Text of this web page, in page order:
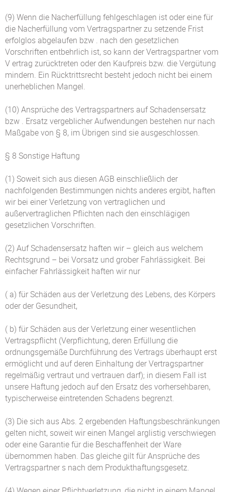
(9) Wenn die Nacherfüllung fehlgeschlagen ist oder eine für
die Nacherfüllung vom Vertragspartner zu setzende Frist
erfolglos abgelaufen bzw . nach den gesetzlichen
Vorschriften entbehrlich ist, so kann der Vertragspartner vom
V ertrag zurücktreten oder den Kaufpreis bzw. die Vergütung
mindern. Ein Rücktrittsrecht besteht jedoch nicht bei einem
unerheblichen Mangel.
(10) Ansprüche des Vertragspartners auf Schadensersatz
bzw . Ersatz vergeblicher Aufwendungen bestehen nur nach
Maßgabe von § 8, im Übrigen sind sie ausgeschlossen.
§ 8 Sonstige Haftung
(1) Soweit sich aus diesen AGB einschließlich der
nachfolgenden Bestimmungen nichts anderes ergibt, haften
wir bei einer Verletzung von vertraglichen und
außervertraglichen Pflichten nach den einschlägigen
gesetzlichen Vorschriften.
(2) Auf Schadensersatz haften wir – gleich aus welchem
Rechtsgrund – bei Vorsatz und grober Fahrlässigkeit. Bei
einfacher Fahrlässigkeit haften wir nur
( a) für Schäden aus der Verletzung des Lebens, des Körpers
oder der Gesundheit,
( b) für Schäden aus der Verletzung einer wesentlichen
Vertragspflicht (Verpflichtung, deren Erfüllung die
ordnungsgemäße Durchführung des Vertrags überhaupt erst
ermöglicht und auf deren Einhaltung der Vertragspartner
regelmäßig vertraut und vertrauen darf); in diesem Fall ist
unsere Haftung jedoch auf den Ersatz des vorhersehbaren,
typischerweise eintretenden Schadens begrenzt.
(3) Die sich aus Abs. 2 ergebenden Haftungsbeschränkungen
gelten nicht, soweit wir einen Mangel arglistig verschwiegen
oder eine Garantie für die Beschaffenheit der Ware
übernommen haben. Das gleiche gilt für Ansprüche des
Vertragspartner s nach dem Produkthaftungsgesetz.